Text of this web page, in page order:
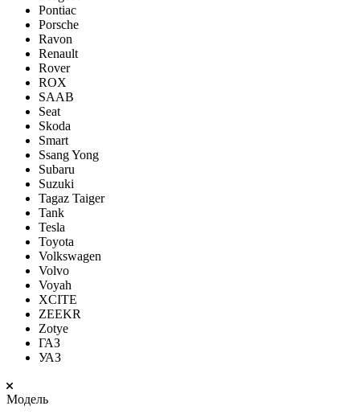
Pontiac
Porsсhe
Ravon
Renault
Rover
ROX
SAAB
Seat
Skoda
Smart
Ssang Yong
Subaru
Suzuki
Tagaz Taiger
Tank
Tesla
Toyota
Volkswagen
Volvo
Voyah
XCITE
ZEEKR
Zotye
ГАЗ
УАЗ
Модель